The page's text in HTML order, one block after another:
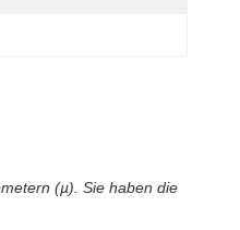
(µ). Sie haben die